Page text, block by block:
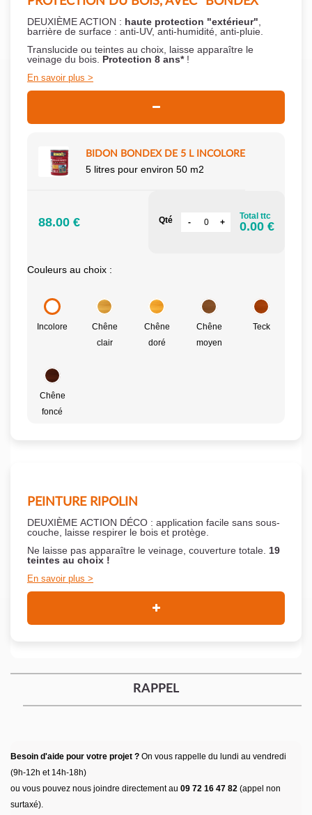
DEUXIÈME ACTION : haute protection "extérieur"
barrière de surface : anti-UV, anti-humidité, anti-pluie.
Translucide ou teintes au choix, laisse apparaître le
veinage du bois. Protection 8 ans*!
En savoir plus
BIDON BONDEX DE 5 L INCOLORE
5 litres pour environ 50 m2
88.00 € Qté Total ttc
0.00 €
Couleurs au choix :
Incolore
Chêne
clair
Chêne
doré
Chêne
moyen
Teck
Chêne
foncé
PEINTURE RIPOLIN
DEUXIÈME ACTION DÉCO : application facile sans sous-
couche, laisse respirer le bois et protège.
Ne laisse pas apparaître le veinage, couverture totale. 19
teintes au choix !
En savoir plus
RAPPEL
Besoin d'aide pour votre projet ? On vous rappelle du lundi au vendredi
(9h-12h et 14h-18h)
ou vous pouvez nous joindre directement au 09 72 16 47 82 (appel non
surtaxé).